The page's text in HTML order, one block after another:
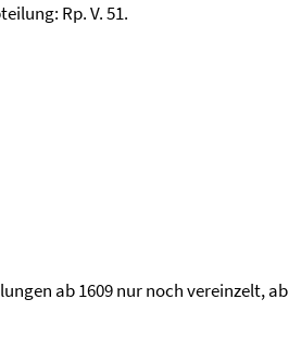
Rp. V. 51.
ab 1609 nur noch vereinzelt, ab